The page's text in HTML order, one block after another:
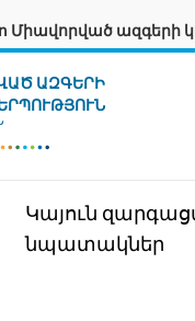
Միավորված ազգերի
ԱԶԳԵՐԻ
Կայուն
նպատակներ